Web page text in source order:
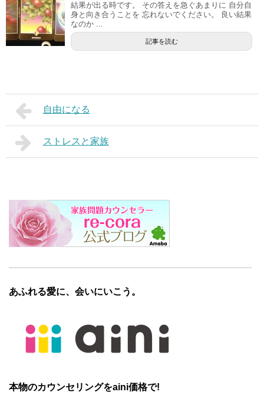
結果が出る時です。 その答えを急ぐあまりに 自分自
身と向き合うことを 忘れないでください。 良い結果
なのか ...
記事を読む
自由になる
ストレスと家族
あふれる愛に、会いにいこう。
本物のカウンセリングをaini価格で!